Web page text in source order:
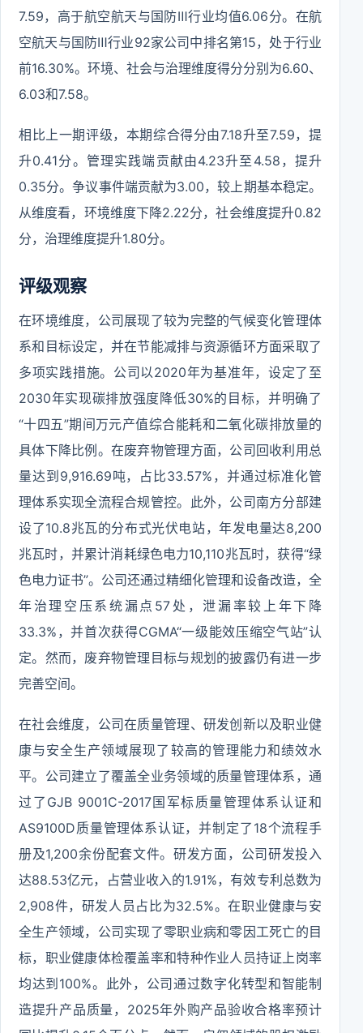
7.59，高于航空航天与国防Ⅲ行业均值6.06分。在航
空航天与国防Ⅲ行业92家公司中排名第15，处于行业
前16.30%。环境、社会与治理维度得分分别为6.60、
6.03和7.58。
相比上一期评级，本期综合得分由7.18升至7.59，提
升0.41分。管理实践端贡献由4.23升至4.58，提升
0.35分。争议事件端贡献为3.00，较上期基本稳定。
从维度看，环境维度下降2.22分，社会维度提升0.82
分，治理维度提升1.80分。
评级观察
在环境维度，公司展现了较为完整的气候变化管理体
系和目标设定，并在节能减排与资源循环方面采取了
多项实践措施。公司以2020年为基准年，设定了至
2030年实现碳排放强度降低30%的目标，并明确了
“十四五”期间万元产值综合能耗和二氧化碳排放量的
具体下降比例。在废弃物管理方面，公司回收利用总
量达到9,916.69吨，占比33.57%，并通过标准化管
理体系实现全流程合规管控。此外，公司南方分部建
设了10.8兆瓦的分布式光伏电站，年发电量达8,200
兆瓦时，并累计消耗绿色电力10,110兆瓦时，获得“绿
色电力证书”。公司还通过精细化管理和设备改造，全
年治理空压系统漏点57处，泄漏率较上年下降
33.3%，并首次获得CGMA“一级能效压缩空气站”认
定。然而，废弃物管理目标与规划的披露仍有进一步
完善空间。
在社会维度，公司在质量管理、研发创新以及职业健
康与安全生产领域展现了较高的管理能力和绩效水
平。公司建立了覆盖全业务领域的质量管理体系，通
过了GJB 9001C-2017国军标质量管理体系认证和
AS9100D质量管理体系认证，并制定了18个流程手
册及1,200余份配套文件。研发方面，公司研发投入
达88.53亿元，占营业收入的1.91%，有效专利总数为
2,908件，研发人员占比为32.5%。在职业健康与安
全生产领域，公司实现了零职业病和零因工死亡的目
标，职业健康体检覆盖率和特种作业人员持证上岗率
均达到100%。此外，公司通过数字化转型和智能制
造提升产品质量，2025年外购产品验收合格率预计